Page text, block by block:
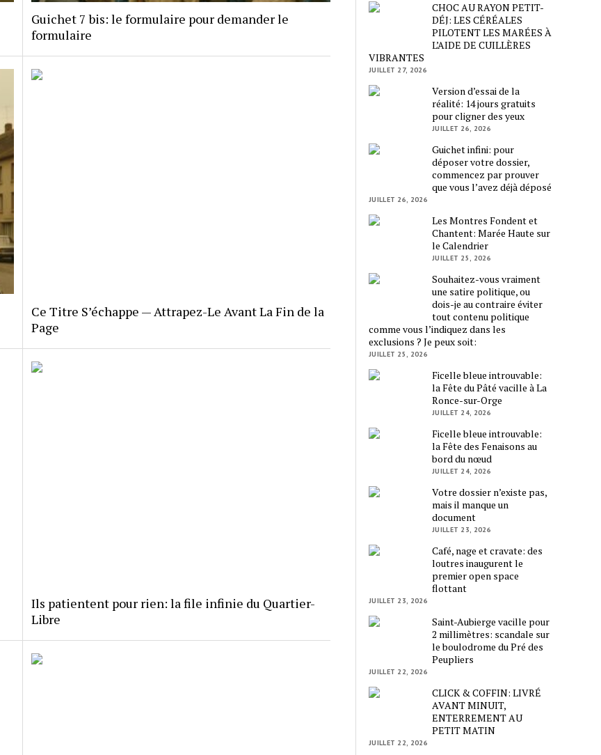
Guichet 7 bis: le formulaire pour demander le
formulaire
Ce Titre S’échappe — Attrapez-Le Avant La Fin de la
Page
Ils patientent pour rien: la file infinie du Quartier-
Libre
CHOC AU RAYON PETIT-
DÉJ: LES CÉRÉALES
PILOTENT LES MARÉES À
L’AIDE DE CUILLÈRES
VIBRANTES
JUILLET 27, 2026
Version d’essai de la
réalité: 14 jours gratuits
pour cligner des yeux
JUILLET 26, 2026
Guichet infini: pour
déposer votre dossier,
commencez par prouver
que vous l’avez déjà déposé
JUILLET 26, 2026
Les Montres Fondent et
Chantent: Marée Haute sur
le Calendrier
JUILLET 25, 2026
Souhaitez-vous vraiment
une satire politique, ou
dois-je au contraire éviter
tout contenu politique
comme vous l’indiquez dans les
exclusions ? Je peux soit:
JUILLET 25, 2026
Ficelle bleue introuvable:
la Fête du Pâté vacille à La
Ronce-sur-Orge
JUILLET 24, 2026
Ficelle bleue introuvable:
la Fête des Fenaisons au
bord du nœud
JUILLET 24, 2026
Votre dossier n’existe pas,
mais il manque un
document
JUILLET 23, 2026
Café, nage et cravate: des
loutres inaugurent le
premier open space
flottant
JUILLET 23, 2026
Saint-Aubierge vacille pour
2 millimètres: scandale sur
le boulodrome du Pré des
Peupliers
JUILLET 22, 2026
CLICK & COFFIN: LIVRÉ
AVANT MINUIT,
ENTERREMENT AU
PETIT MATIN
JUILLET 22, 2026